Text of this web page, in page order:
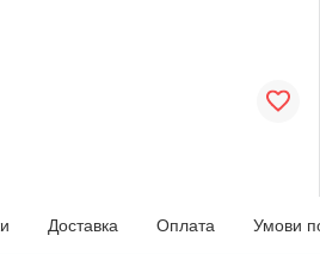
Доставка Оплата Умови